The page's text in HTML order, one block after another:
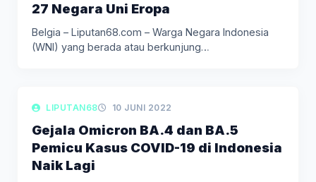
27 Negara Uni Eropa
Belgia – Liputan68.com – Warga Negara Indonesia
(WNI) yang berada atau berkunjung…
LIPUTAN BERITA
LIPUTAN68 10 JUNI 2022
Gejala Omicron BA.4 dan BA.5
Pemicu Kasus COVID-19 di Indonesia
Naik Lagi